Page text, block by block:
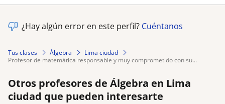
¿Hay algún error en este perfil? Cuéntanos
Tus clases Álgebra
Lima ciudad
profesor de matemática responsable y muy comprometido con su...
Otros profesores de Álgebra en Lima
ciudad que pueden interesarte